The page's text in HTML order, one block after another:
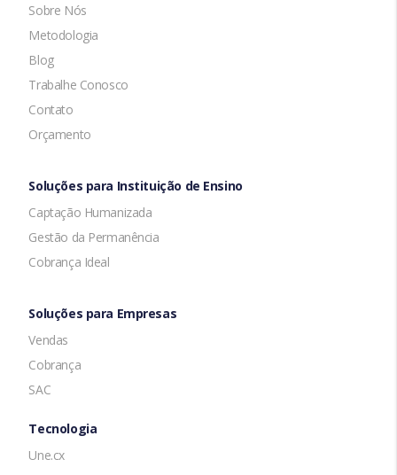
Sobre Nós
Metodologia
Blog
Trabalhe Conosco
Contato
Orçamento
Soluções para Instituição de Ensino
Captação Humanizada
Gestão da Permanência
Cobrança Ideal
Soluções para Empresas
Vendas
Cobrança
SAC
Tecnologia
Une.cx